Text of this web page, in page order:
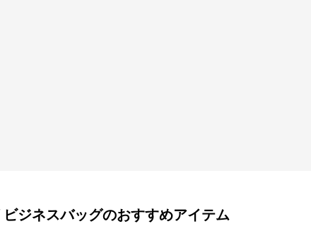
ビジネスバッグのおすすめアイテム